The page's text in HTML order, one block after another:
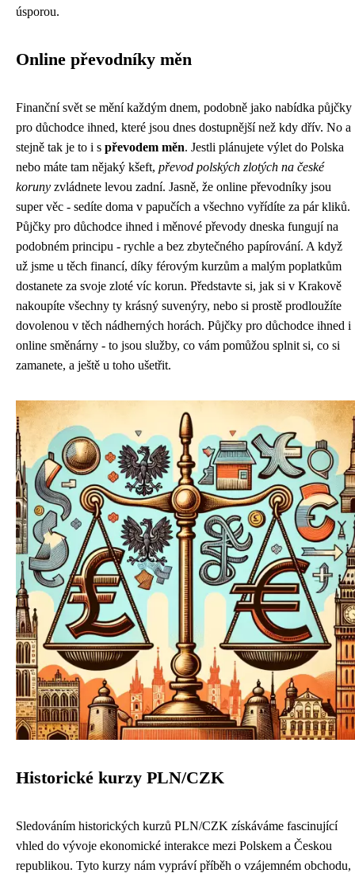
úsporou.
Online převodníky měn
Finanční svět se mění každým dnem, podobně jako nabídka půjčky
pro důchodce ihned, které jsou dnes dostupnější než kdy dřív. No a
stejně tak je to i s převodem měn. Jestli plánujete výlet do Polska
nebo máte tam nějaký kšeft, převod polských zlotých na české
koruny zvládnete levou zadní. Jasně, že online převodníky jsou
super věc - sedíte doma v papučích a všechno vyřídíte za pár kliků.
Půjčky pro důchodce ihned i měnové převody dneska fungují na
podobném principu - rychle a bez zbytečného papírování. A když
už jsme u těch financí, díky férovým kurzům a malým poplatkům
dostanete za svoje zloté víc korun. Představte si, jak si v Krakově
nakoupíte všechny ty krásný suvenýry, nebo si prostě prodloužíte
dovolenou v těch nádherných horách. Půjčky pro důchodce ihned i
online směnárny - to jsou služby, co vám pomůžou splnit si, co si
zamanete, a ještě u toho ušetřit.
Historické kurzy PLN/CZK
Sledováním historických kurzů PLN/CZK získáváme fascinující
vhled do vývoje ekonomické interakce mezi Polskem a Českou
republikou. Tyto kurzy nám vypráví příběh o vzájemném obchodu,